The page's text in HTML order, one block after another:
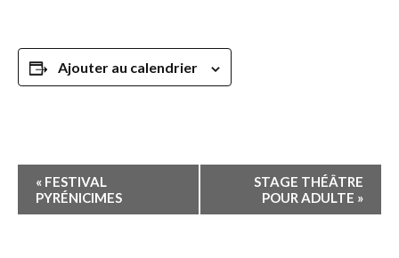
Ajouter au calendrier
Navigation
Évènement
« FESTIVAL
PYRÉNICIMES
STAGE THÉÂTRE
POUR ADULTE »